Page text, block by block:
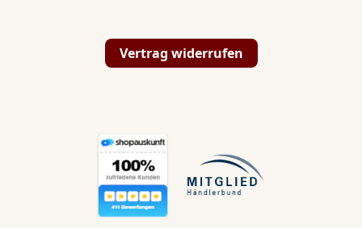
Vertrag widerrufen
Hallo Koi & Teich
Liebhaber,